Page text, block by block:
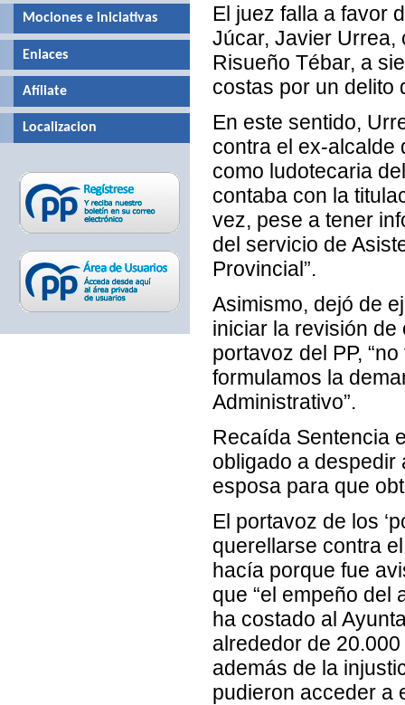
El juez falla a favor
Júcar, Javier Urrea,
Risueño Tébar, a
costas por un delito
En este sentido,
contra el ex-alcalde
como ludotecaria
contaba con la
vez, pese a tener
del servicio de
Provincial”.
Asimismo, dejó de
iniciar la revisión
portavoz del PP,
formulamos la
Administrativo”.
Recaída Sentencia
obligado a despedir
esposa para que
El portavoz de los
querellarse contra
hacía porque fue
que “el empeño del
ha costado al
alrededor de
además de la
pudieron acceder a
Mociones e iniciativas
Enlaces
Afíliate
Localizacion